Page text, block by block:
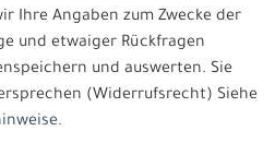
Ihre Angaben zum Zwecke der
und etwaiger Rückfragen
und auswerten. Sie
(Widerrufsrecht) Siehe